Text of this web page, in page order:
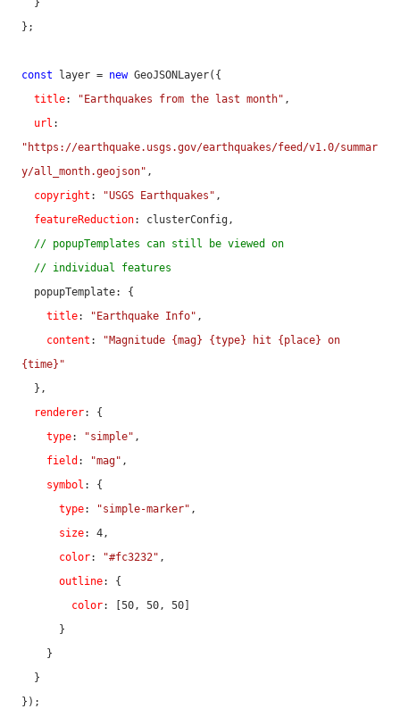
};
const layer = new GeoJSONLayer({
title: "Earthquakes from the last month" ,
url
"https://earthquake.usgs.gov/earthquakes/feed/v1.0/summar
y/all_month.geojson" ,
copyright : "USGS Earthquakes" ,
featureReduction: clusterConfig,
// popupTemplates can still be viewed on
// individual features
title: "Earthquake Info" ,
content :
"Magnitude {mag} {type} hit {place} on
{time}"
renderer: {
type: "simple" ,
field : "mag" ,
symbol : {
type: "simple-marker" ,
size: 4,
color: "#fc3232" ,
outline: {
color: [50, 50, 50]
});